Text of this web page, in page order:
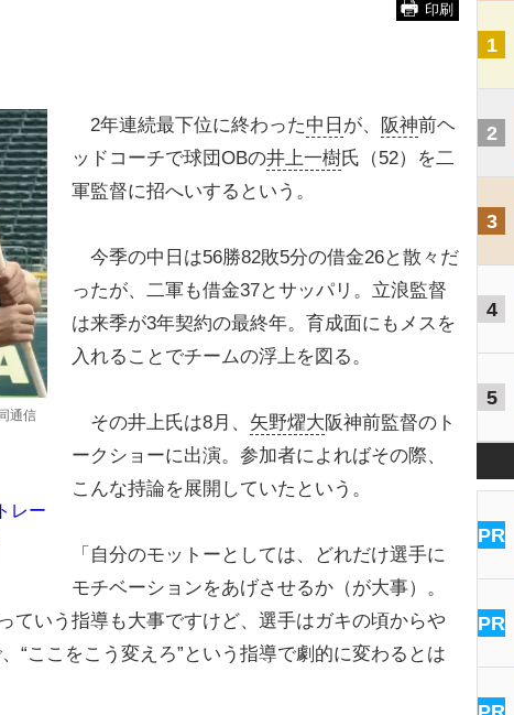
印刷
通信
レー
2年連続最下位に終わった中日 が、 阪神前ヘ
ッドコーチで球団OBの井上一樹氏（52）を二
軍監督に招へいするという。
今季の中日は56勝82敗5分の借金26と散々だ
ったが、二軍も借金37とサッパリ。立浪監督
は来季が3年契約の最終年。育成面にもメスを
入れることでチームの浮上を図る。
その井上氏は8月、 矢野燿大阪神前監督のト
ークショーに出演。参加者によればその際、
こんな持論を展開していたという。
「自分のモットーとしては、どれだけ選手に
モチベーションをあげさせるか（が大事）。
ていう指導も大事ですけど、選手はガキの頃からや
“ここをこう変えろ”という指導で劇的に変わるとは
1
2
3
4
5
PR
PR